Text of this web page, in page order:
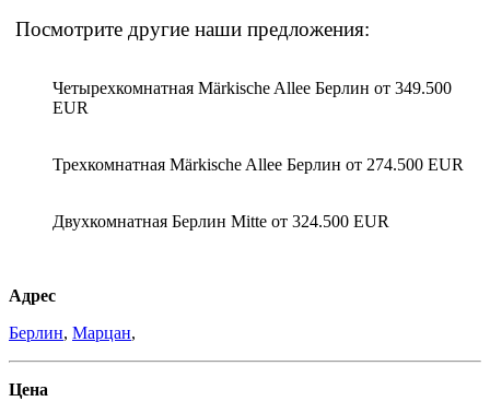
Посмотрите другие наши предложения:
Четырехкомнатная Märkische Allee Берлин от 349.500
EUR
Трехкомнатная Märkische Allee Берлин от 274.500 EUR
Двухкомнатная Берлин Mitte от 324.500 EUR
Адрес
Берлин, Марцан,
Цена